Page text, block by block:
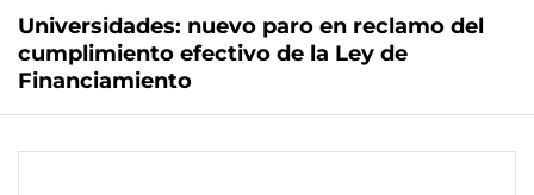
Universidades: nuevo paro en reclamo del
cumplimiento efectivo de la Ley de
Financiamiento